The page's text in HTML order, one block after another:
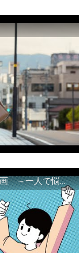
「ギャンブル等依存症対策啓発動画 ～一人で悩まず、家族で悩まず、まず！相談機関へ～」